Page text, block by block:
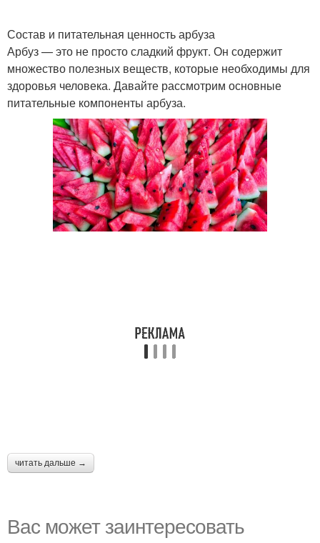
Состав и питательная ценность арбуза
Арбуз — это не просто сладкий фрукт. Он содержит
множество полезных веществ, которые необходимы для
здоровья человека. Давайте рассмотрим основные
питательные компоненты арбуза.
читать дальше →
Вас может заинтересовать